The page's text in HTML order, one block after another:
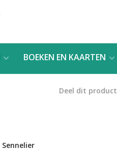
BOEKEN EN KAARTEN
Deel dit
Sennelier